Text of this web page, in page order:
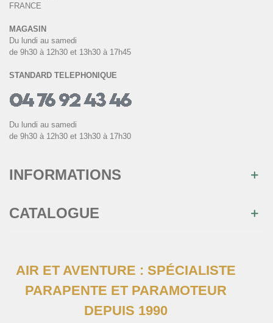
FRANCE
MAGASIN
Du lundi au samedi
de 9h30 à 12h30 et 13h30 à 17h45
STANDARD TELEPHONIQUE
Du lundi au samedi
de 9h30 à 12h30 et 13h30 à 17h30
INFORMATIONS
CATALOGUE
AIR ET AVENTURE : SPÉCIALISTE
PARAPENTE ET PARAMOTEUR
DEPUIS 1990